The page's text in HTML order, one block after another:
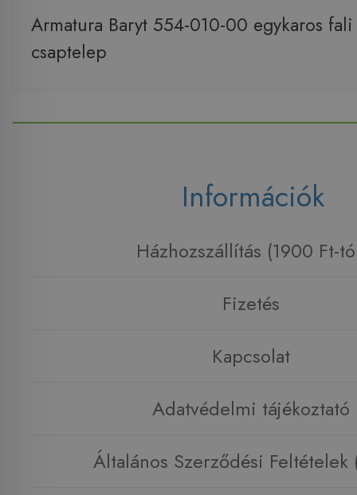
Armatura Baryt 554-010-00 egykaros
csaptelep
Információk
Házhozszállítás (1900 Ft-
Fizetés
Kapcsolat
Adatvédelmi tájékoztató
Általános Szerződési Feltételek